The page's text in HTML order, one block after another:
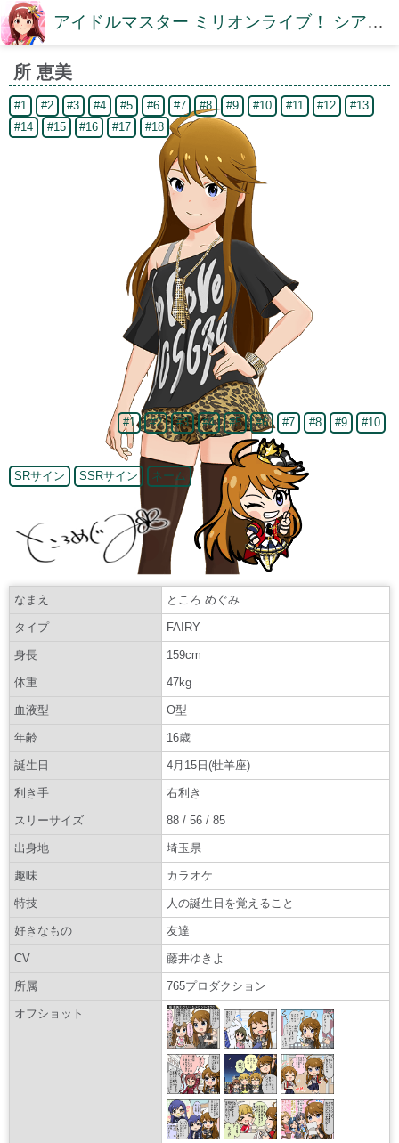
アイドルマスター ミリオンライブ！ シアターデイズDB【ミリシタDB】
所 恵美
#1 #2 #3 #4 #5 #6 #7 #8 #9 #10 #11 #12
#13
#14
#15 #16 #17 #18
#1 #2 #3 #4 #5 #6 #7 #8 #9 #10
SRサイン SSRサイン ネーム
なまえ ところ めぐみ
タイプ FAIRY
身長 159cm
体重 47kg
血液型 O型
年齢 16歳
誕生日 4月15日(牡羊座)
利き手 右利き
スリーサイズ 88 / 56 / 85
出身地 埼玉県
趣味 カラオケ
特技 人の誕生日を覚えること
好きなもの 友達
CV 藤井ゆきよ
所属 765プロダクション
オフショット